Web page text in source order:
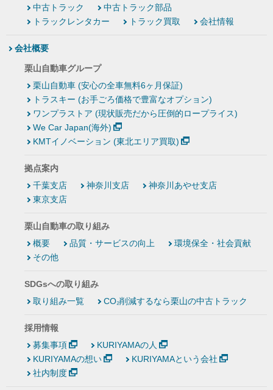
中古トラック
中古トラック部品
トラックレンタカー
トラック買取 会社情報
会社概要
栗山自動車グループ
栗山自動車 (安心の全車無料6ヶ月保証)
トラスキー (お手ごろ価格で豊富なオプション)
ワンプラストア (現状販売だから圧倒的ロープライス)
We Car Japan(海外)
KMTイノベーション (東北エリア買取)
拠点案内
千葉支店
神奈川支店
神奈川あやせ支店
東京支店
栗山自動車の取り組み
概要
品質・サービスの向上
環境保全・社会貢献
その他
SDGsへの取り組み
取り組み一覧
CO₂削減するなら栗山の中古トラック
採用情報
募集事項
KURIYAMAの人
KURIYAMAの想い
KURIYAMAという会社
社内制度